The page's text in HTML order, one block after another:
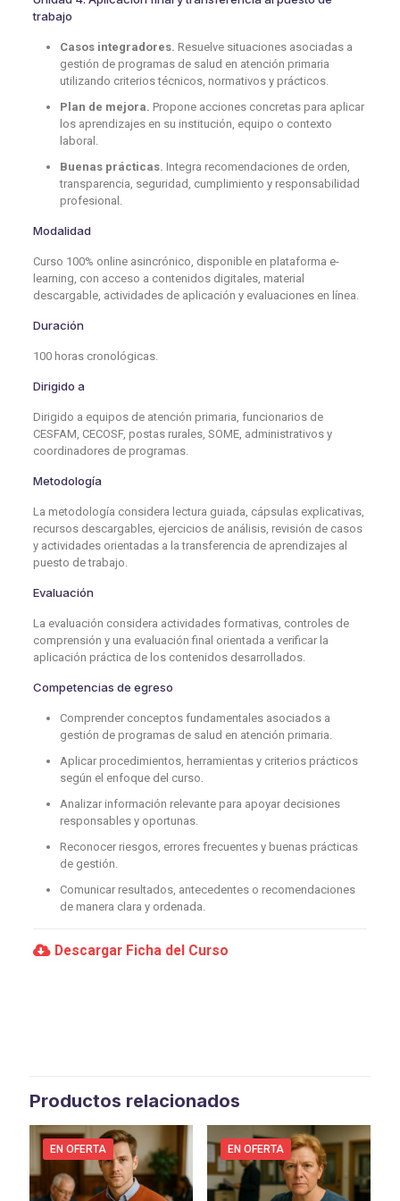
trabajo
Casos integradores. Resuelve situaciones asociadas a
gestión de programas de salud en atención primaria
utilizando criterios técnicos, normativos y prácticos.
Plan de mejora. Propone acciones concretas para aplicar
los aprendizajes en su institución, equipo o contexto
laboral.
Buenas prácticas. Integra recomendaciones de orden,
transparencia, seguridad, cumplimiento y responsabilidad
profesional.
Modalidad
Curso 100% online asincrónico, disponible en plataforma e-
learning, con acceso a contenidos digitales, material
descargable, actividades de aplicación y evaluaciones en línea.
Duración
100 horas cronológicas.
Dirigido a
Dirigido a equipos de atención primaria, funcionarios de
CESFAM, CECOSF, postas rurales, SOME, administrativos y
coordinadores de programas.
Metodología
La metodología considera lectura guiada, cápsulas explicativas,
recursos descargables, ejercicios de análisis, revisión de casos
y actividades orientadas a la transferencia de aprendizajes al
puesto de trabajo.
Evaluación
La evaluación considera actividades formativas, controles de
comprensión y una evaluación final orientada a verificar la
aplicación práctica de los contenidos desarrollados.
Competencias de egreso
Comprender conceptos fundamentales asociados a
gestión de programas de salud en atención primaria.
Aplicar procedimientos, herramientas y criterios prácticos
según el enfoque del curso.
Analizar información relevante para apoyar decisiones
responsables y oportunas.
Reconocer riesgos, errores frecuentes y buenas prácticas
de gestión.
Comunicar resultados, antecedentes o recomendaciones
de manera clara y ordenada.
Descargar Ficha del Curso
Productos relacionados
EN OFERTA EN OFERTA